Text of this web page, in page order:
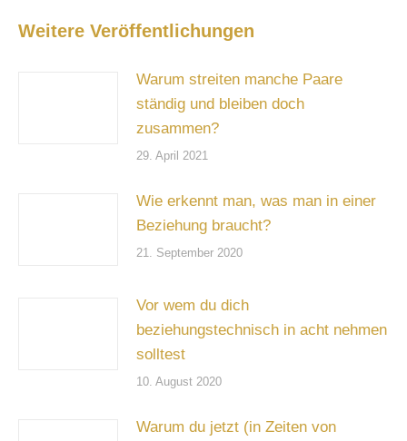
Weitere Veröffentlichungen
Warum streiten manche Paare
ständig und bleiben doch
zusammen?
29. April 2021
Wie erkennt man, was man in einer
Beziehung braucht?
21. September 2020
Vor wem du dich
beziehungstechnisch in acht nehmen
solltest
10. August 2020
Warum du jetzt (in Zeiten von